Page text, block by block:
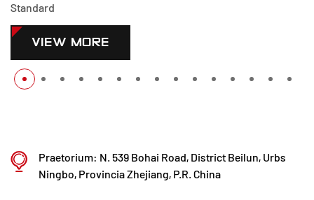
Standard
VIEW MORE
Praetorium: N. 539 Bohai Road, District Beilun, Urbs
Ningbo, Provincia Zhejiang, P.R. China